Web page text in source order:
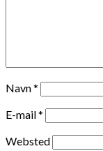
Navn*
E-mail*
Websted